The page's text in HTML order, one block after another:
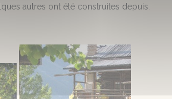
autres ont été construites depuis.